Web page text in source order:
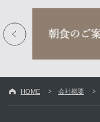
HOME 会社概要